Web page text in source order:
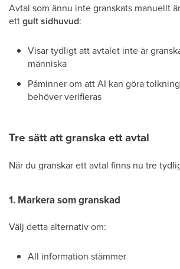
Avtal som ännu inte granskats manuellt
ettgult sidhuvud:
Visar tydligt att avtalet inte är
människa
Påminner om att AI kan göra
behöver verifieras
Tre sätt att granska ett avtal
När du granskar ett avtal finns nu tre
1. Markera som granskad
Välj detta alternativ om:
All information stämmer